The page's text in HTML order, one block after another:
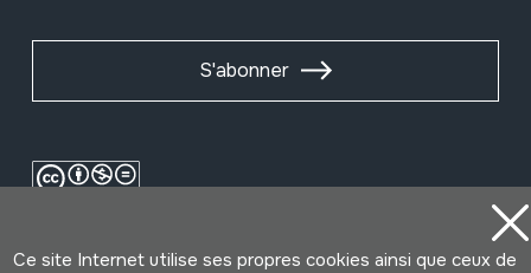
S'abonner
Ce site Internet utilise ses propres cookies ainsi que ceux de